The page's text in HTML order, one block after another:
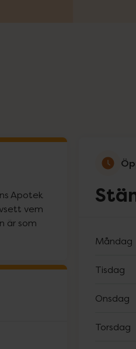
Apotek
vem
är som
Måndag
Tisdag
Onsdag
Torsdag